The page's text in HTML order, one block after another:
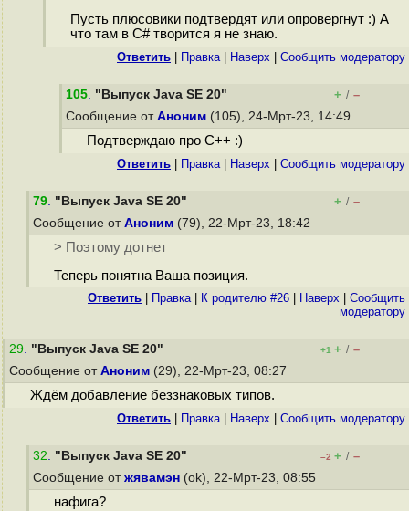
Пусть плюсовики подтвердят или опровергнут :) А
что там в C# творится я не знаю.
Ответить Правка| Наверх Cообщить модератору
105. "Выпуск Java SE 20" + / –
Сообщение от Аноним (105), 24-Мрт-23, 14:49
Подтверждаю про С++ :)
Ответить Правка| Наверх Cообщить модератору
79. "Выпуск Java SE 20" + / –
Сообщение от Аноним (79), 22-Мрт-23, 18:42
> Поэтому дотнет
Теперь понятна Ваша позиция.
Ответить Правка| К родителю #26 Наверх
Cообщить
модератору
29. "Выпуск Java SE 20" +1 + / –
Сообщение от Аноним (29), 22-Мрт-23, 08:27
Ждём добавление беззнаковых типов.
Ответить Правка| Наверх Cообщить модератору
32. "Выпуск Java SE 20" –2 + / –
Сообщение от жявамэн (ok), 22-Мрт-23, 08:55
нафига?